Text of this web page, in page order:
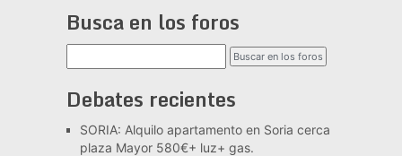
Busca en los foros
Debates recientes
SORIA: Alquilo apartamento en Soria cerca
plaza Mayor 580€+ luz+ gas.